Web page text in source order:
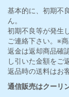
基本的に、初期不
ん。
初期不良等が発生
ご連絡下さい。※
返金は返却商品確
し引いた金額をご
返品時の送料はお
通信販売はクーリ